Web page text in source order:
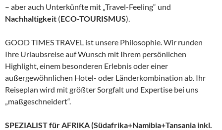
– aber auch Unterkünfte mit „Travel-Feeling“ und
Nachhaltigkeit (ECO-TOURISMUS).
GOOD TIMES TRAVEL ist unsere Philosophie. Wir runden
Ihre Urlaubsreise auf Wunsch mit Ihrem persönlichen
Highlight, einem besonderen Erlebnis oder einer
außergewöhnlichen Hotel- oder Länderkombination ab. Ihr
Reiseplan wird mit größter Sorgfalt und Expertise bei uns
„maßgeschneidert“.
SPEZIALIST für AFRIKA (Südafrika+Namibia+Tansania inkl.